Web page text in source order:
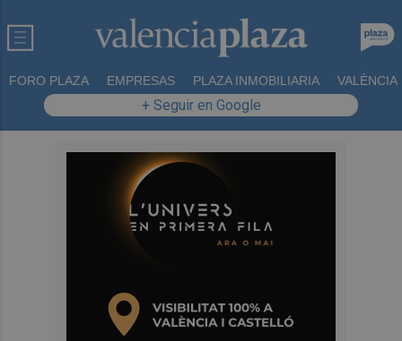
FORO PLAZA EMPRESAS PLAZA INMOBILIARIA VALÈNCIA
+ Seguir en Google